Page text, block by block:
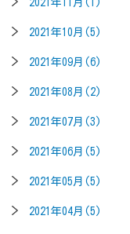
2021年11月(1)
2021年10月(5)
2021年09月(6)
2021年08月(2)
2021年07月(3)
2021年06月(5)
2021年05月(5)
2021年04月(5)